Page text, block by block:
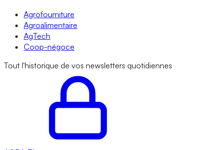
Agrofourniture
Agroalimentaire
AgTech
Coop-négoce
Tout l'historique de vos newsletters quotidiennes